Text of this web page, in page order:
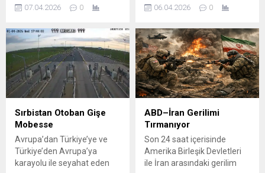
Değişmeli” Dün Sılakeş
duyuruda, Kapıkule Sınır
Kapısı’nda transportçuların
yaşadıkları sorunlara dikkat
çekmek amacıyla protesto
eylemi yapılacağı
belirtilmişti. Bugün ise
beklenen eylem gerçekleşti.
Kapıkule Sınır Kapısı’nda
yaşadıkları sorunları dile
getirerek yetkililere çağrıda
bulundu. Sınır kapısında
07.04.2026 0
Sektör temsilcileri
Kapıkule’de Transport
Camiasından Ortak
Buluşma Türkiye’de
uluslararası taşımacılık
sektöründe faaliyet
gösteren sürücüler ve
transport camiası, 7 Nisan
2026 Salı günü saat 14:00’te
Kapıkule’de bir araya
gelmeye hazırlanıyor.
Yapılan çağrıya...
06.04.2026 0
Sırbistan Otoban Gişe
Mobesse
Avrupa’dan Türkiye’ye ve
Türkiye’den Avrupa’ya
karayolu ile seyahat eden
ABD–İran Gerilimi
Tırmanıyor
Son 24 saat içerisinde
Amerika Birleşik Devletleri
ile İran arasındaki gerilim